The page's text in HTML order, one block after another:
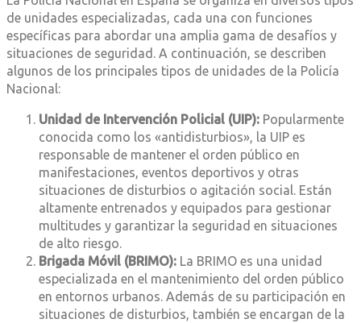
de unidades especializadas, cada una con funciones
específicas para abordar una amplia gama de desafíos y
situaciones de seguridad. A continuación, se describen
algunos de los principales tipos de unidades de la Policía
Nacional:
Unidad de Intervención Policial (UIP): Popularmente
conocida como los «antidisturbios», la UIP es
responsable de mantener el orden público en
manifestaciones, eventos deportivos y otras
situaciones de disturbios o agitación social. Están
altamente entrenados y equipados para gestionar
multitudes y garantizar la seguridad en situaciones
de alto riesgo.
Brigada Móvil (BRIMO): La BRIMO es una unidad
especializada en el mantenimiento del orden público
en entornos urbanos. Además de su participación en
situaciones de disturbios, también se encargan de la